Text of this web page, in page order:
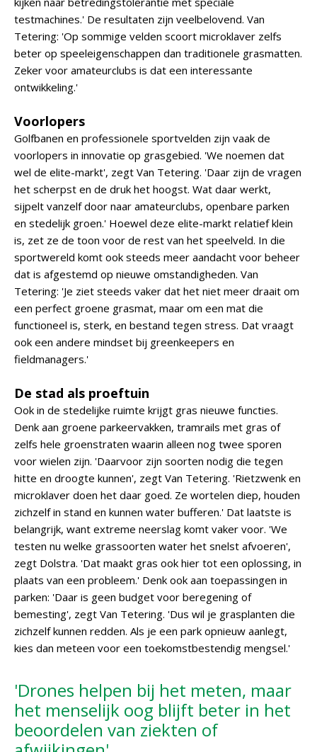
testmachines.' De resultaten zijn veelbelovend. Van
Tetering: 'Op sommige velden scoort microklaver zelfs
beter op speeleigenschappen dan traditionele grasmatten.
Zeker voor amateurclubs is dat een interessante
ontwikkeling.'
Voorlopers
Golfbanen en professionele sportvelden zijn vaak de
voorlopers in innovatie op grasgebied. 'We noemen dat
wel de elite-markt', zegt Van Tetering. 'Daar zijn de vragen
het scherpst en de druk het hoogst. Wat daar werkt,
sijpelt vanzelf door naar amateurclubs, openbare parken
en stedelijk groen.' Hoewel deze elite-markt relatief klein
is, zet ze de toon voor de rest van het speelveld. In die
sportwereld komt ook steeds meer aandacht voor beheer
dat is afgestemd op nieuwe omstandigheden. Van
Tetering: 'Je ziet steeds vaker dat het niet meer draait om
een perfect groene grasmat, maar om een mat die
functioneel is, sterk, en bestand tegen stress. Dat vraagt
ook een andere mindset bij greenkeepers en
fieldmanagers.'
De stad als proeftuin
Ook in de stedelijke ruimte krijgt gras nieuwe functies.
Denk aan groene parkeervakken, tramrails met gras of
zelfs hele groenstraten waarin alleen nog twee sporen
voor wielen zijn. 'Daarvoor zijn soorten nodig die tegen
hitte en droogte kunnen', zegt Van Tetering. 'Rietzwenk en
microklaver doen het daar goed. Ze wortelen diep, houden
zichzelf in stand en kunnen water bufferen.' Dat laatste is
belangrijk, want extreme neerslag komt vaker voor. 'We
testen nu welke grassoorten water het snelst afvoeren',
zegt Dolstra. 'Dat maakt gras ook hier tot een oplossing, in
plaats van een probleem.' Denk ook aan toepassingen in
parken: 'Daar is geen budget voor beregening of
bemesting', zegt Van Tetering. 'Dus wil je grasplanten die
zichzelf kunnen redden. Als je een park opnieuw aanlegt,
kies dan meteen voor een toekomstbestendig mengsel.'
'Drones helpen bij het meten, maar
het menselijk oog blijft beter in het
beoordelen van ziekten of